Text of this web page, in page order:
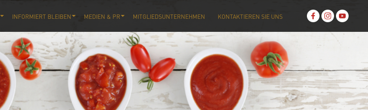
INFORMIERT BLEIBEN MEDIEN & PR MITGLIEDSUNTERNEHMEN KONTAKTIEREN SIE UNS